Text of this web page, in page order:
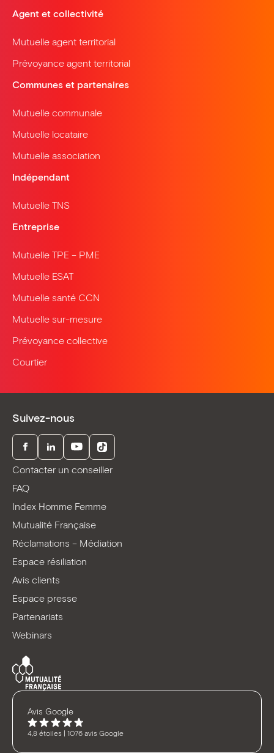
Agent et collectivité
Mutuelle agent territorial
Prévoyance agent territorial
Communes et partenaires
Mutuelle communale
Mutuelle locataire
Mutuelle association
Indépendant
Mutuelle TNS
Entreprise
Mutuelle TPE – PME
Mutuelle ESAT
Mutuelle santé CCN
Mutuelle sur-mesure
Prévoyance collective
Courtier
Suivez-nous
FacebookLinkedInYoutubeTikTok
Contacter un conseiller
FAQ
Index Homme Femme
Mutualité Française
Réclamations – Médiation
Espace résiliation
Avis clients
Espace presse
Partenariats
Webinars
Avis Google
4,8 étoiles | 1076 avis Google